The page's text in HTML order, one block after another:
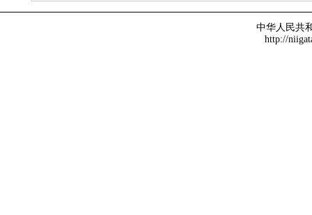
中华人民共
http://